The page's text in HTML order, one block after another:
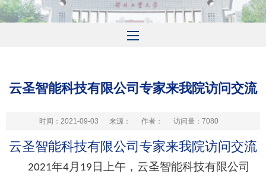
云圣智能科技有限公司专家来我院访问交流
时间：2021-09-03 来源： 作者： 访问量： 7080
云圣智能科技有限公司专家来我院访问交流
2021年4 月 19 日 上午， 云圣智能科技有限公司